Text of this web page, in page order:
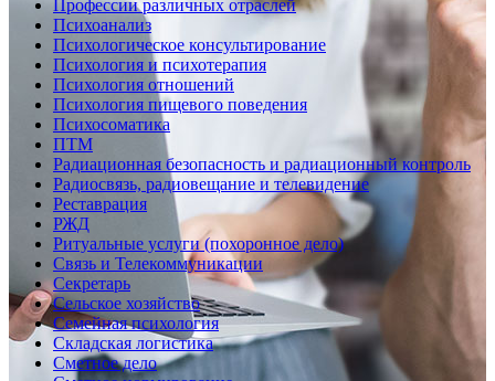
Профессии различных отраслей
Психоанализ
Психологическое консультирование
Психология и психотерапия
Психология отношений
Психология пищевого поведения
Психосоматика
ПТМ
Радиационная безопасность и радиационный контроль
Радиосвязь, радиовещание и телевидение
Реставрация
РЖД
Ритуальные услуги (похоронное дело)
Связь и Телекоммуникации
Секретарь
Сельское хозяйство
Семейная психология
Складская логистика
Сметное дело